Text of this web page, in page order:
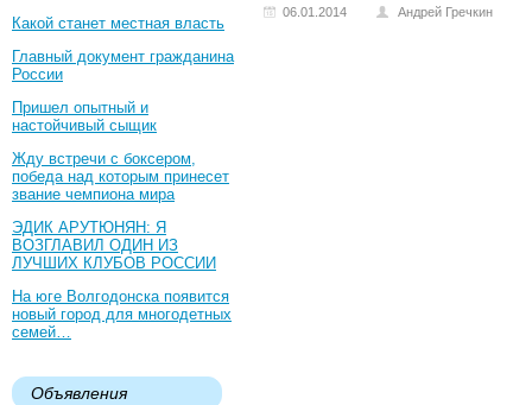
Какой станет местная власть
Главный документ гражданина
России
Пришел опытный и
настойчивый сыщик
Жду встречи с боксером,
победа над которым принесет
звание чемпиона мира
ЭДИК АРУТЮНЯН: Я
ВОЗГЛАВИЛ ОДИН ИЗ
ЛУЧШИХ КЛУБОВ РОССИИ
На юге Волгодонска появится
новый город для многодетных
семей…
Объявления
06.01.2014 Андрей Гречкин